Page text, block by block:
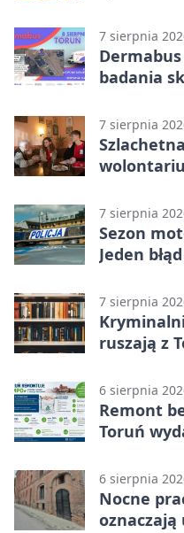
7 sierpnia
badania
7 sierpnia
7 sierpnia
Sezon
Jeden
7 sierpnia
ruszają z
6 sierpnia
Remont
Toruń
6 sierpnia
Nocne